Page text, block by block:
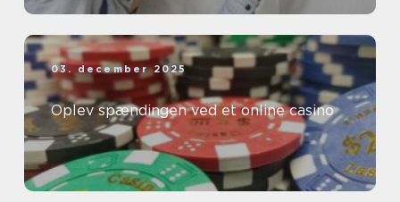
03. december 2025
Oplev spændingen ved et online casino